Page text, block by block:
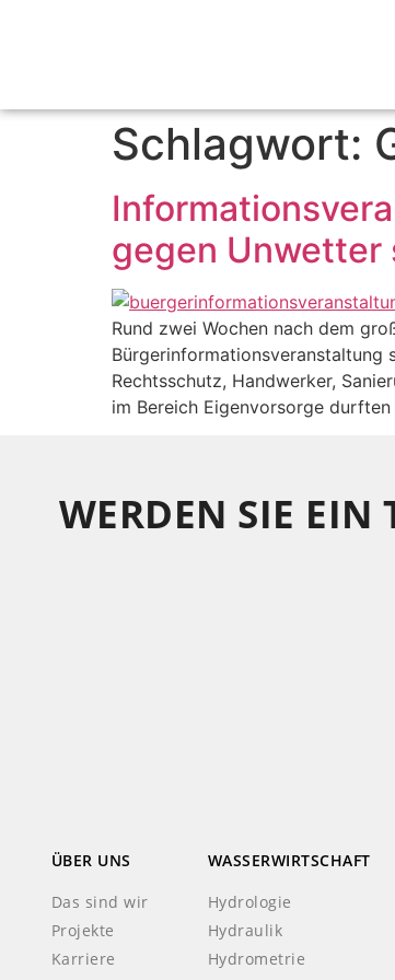
Schlagwort:
gegen Unwetter
Rund zwei Wochen nach dem
Bürgerinformationsveranstaltung
Rechtsschutz, Handwerker,
im Bereich Eigenvorsorge
WERDEN SIE EIN
ÜBER UNS
Das sind wir
Projekte
Karriere
WASSERWIRTSCHAFT
Hydrologie
Hydraulik
Hydrometrie